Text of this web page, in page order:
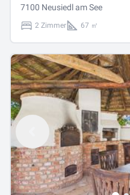
7100 Neusiedl am See
2 Zimmer 67 ㎡